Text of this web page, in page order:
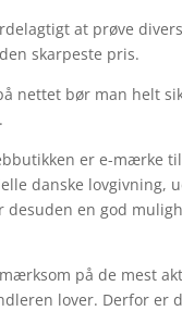
at prøve
skarpeste pris.
nettet bør man helt
er e-mærke
danske lovgivning,
desuden en god
på de mest
lover. Derfor er